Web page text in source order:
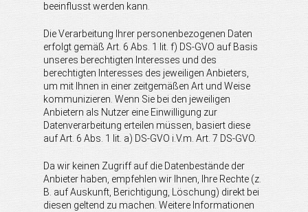
beeinflusst werden kann.
Die Verarbeitung Ihrer personenbezogenen Daten
erfolgt gemäß Art. 6 Abs. 1 lit. f) DS-GVO auf Basis
unseres berechtigten Interesses und des
berechtigten Interesses des jeweiligen Anbieters,
um mit Ihnen in einer zeitgemäßen Art und Weise
kommunizieren. Wenn Sie bei den jeweiligen
Anbietern als Nutzer eine Einwilligung zur
Datenverarbeitung erteilen müssen, basiert diese
auf Art. 6 Abs. 1 lit. a) DS-GVO i.V.m. Art. 7 DS-GVO.
Da wir keinen Zugriff auf die Datenbestände der
Anbieter haben, empfehlen wir Ihnen, Ihre Rechte (z.
B. auf Auskunft, Berichtigung, Löschung) direkt bei
diesen geltend zu machen. Weitere Informationen